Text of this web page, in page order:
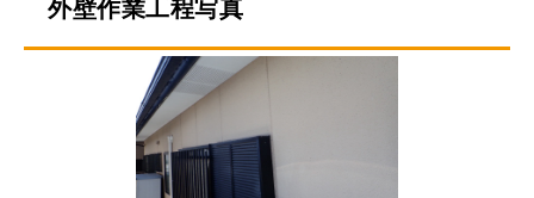
外壁作業工程写真